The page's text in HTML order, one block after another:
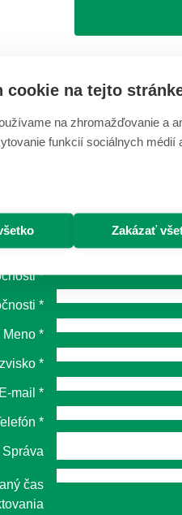
cookie na tejto
na zhromažďovanie a
funkcií sociálnych médií
Zakázať
*
*
Meno *
*
E-mail *
*
Správa
čas